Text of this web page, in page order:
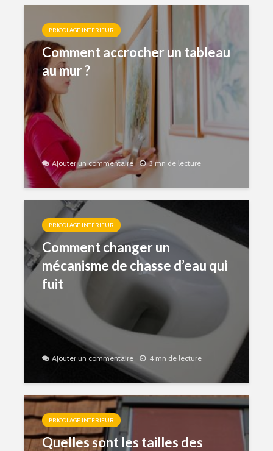
BRICOLAGE INTÉRIEUR
Comment accrocher un tableau
au mur ?
Ajouter un commentaire 3 mn de lecture
BRICOLAGE INTÉRIEUR
Comment changer un
mécanisme de chasse d’eau qui
fuit
Ajouter un commentaire 4 mn de lecture
BRICOLAGE INTÉRIEUR
Quelles sont les tailles des